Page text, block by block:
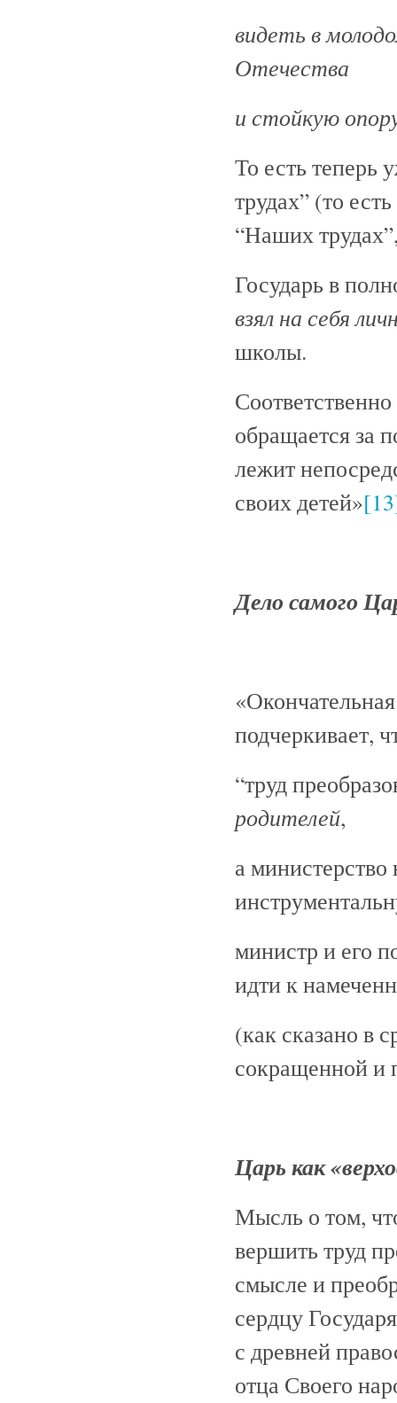
видеть в
Отечества
и стойкую
То есть теперь
трудах” (то
“Наших
Государь в
взял на себя
школы.
обращается за
лежит
своих детей»
Дело самого
подчеркивает,
“труд
родителей,
а
министр и его
идти к
(как сказано в
сокращенной и
Царь как
Мысль о том,
вершить труд
смысле и
сердцу
с древней
отца Своего